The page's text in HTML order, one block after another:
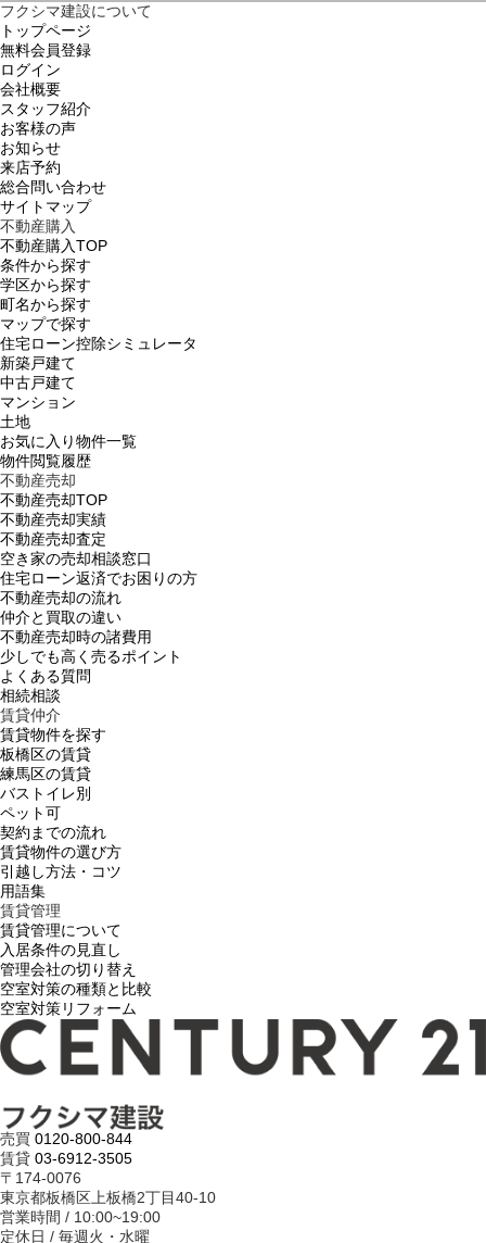
フクシマ建設について
トップページ
無料会員登録
ログイン
会社概要
スタッフ紹介
お客様の声
お知らせ
来店予約
総合問い合わせ
サイトマップ
不動産購入
不動産購入TOP
条件から探す
学区から探す
町名から探す
マップで探す
住宅ローン控除シミュレータ
新築戸建て
中古戸建て
マンション
土地
お気に入り物件一覧
物件閲覧履歴
不動産売却
不動産売却TOP
不動産売却実績
不動産売却査定
空き家の売却相談窓口
住宅ローン返済でお困りの方
不動産売却の流れ
仲介と買取の違い
不動産売却時の諸費用
少しでも高く売るポイント
よくある質問
相続相談
賃貸仲介
賃貸物件を探す
板橋区の賃貸
練馬区の賃貸
バストイレ別
ペット可
契約までの流れ
賃貸物件の選び方
引越し方法・コツ
用語集
賃貸管理
賃貸管理について
入居条件の見直し
管理会社の切り替え
空室対策の種類と比較
空室対策リフォーム
売買 0120-800-844
賃貸 03-6912-3505
〒174-0076
東京都板橋区上板橋2丁目40-10
営業時間 / 10:00~19:00
定休日 / 毎週火・水曜